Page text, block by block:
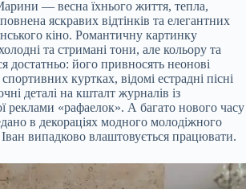
— весна їхнього життя, тепла,
яскравих відтінків та елегантних
кіно. Романтичну картинку
та стримані тони, але кольору та
достатньо: його привносять неонові
куртках, відомі естрадні пісні
деталі на кшталт журналів із
реклами «рафаелок». А багато нового часу
в декораціях модного молодіжного
Іван випадково влаштовується працювати.